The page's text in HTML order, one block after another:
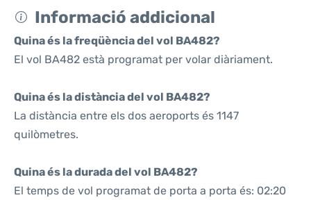
Informació addicional
Quina és la freqüència del vol BA482?
El vol BA482 està programat per volar diàriament.
Quina és la distància del vol BA482?
La distància entre els dos aeroports és 1147
quilòmetres.
Quina és la durada del vol BA482?
El temps de vol programat de porta a porta és: 02:20